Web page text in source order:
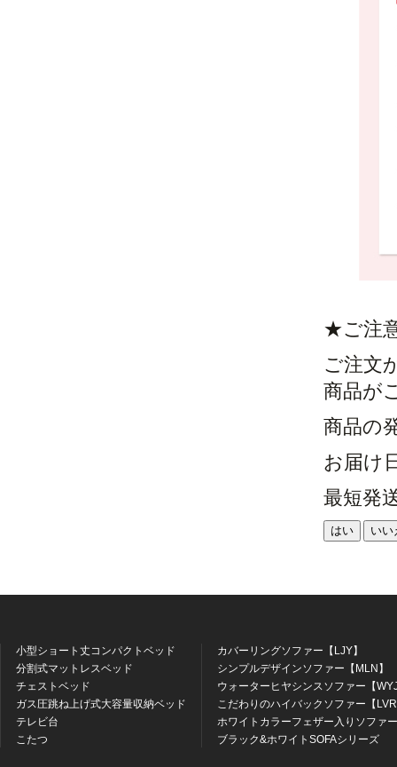
★ご注
ご注文
商品が
商品の
お届け
最短発
はい いい
小型ショート丈コンパクトベッド
分割式マットレスベッド
チェストベッド
ガス圧跳ね上げ式大容量収納ベッド
テレビ台
こたつ
カバーリングソファー【LJY】
シンプルデザインソファー【MLN】
ウォーターヒヤシンスソファー【
こだわりのハイバックソファー【
ホワイトカラーフェザー入りソファ
ブラック&ホワイトSOFAシリーズ